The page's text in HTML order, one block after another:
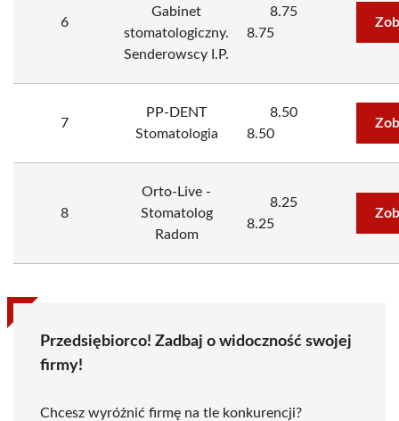
6
Gabinet
stomatologiczny.
Senderowscy I.P.
8.75
8.75
7
PP-DENT
Stomatologia
8.50
8.50
8
Orto-Live -
Stomatolog
Radom
8.25
8.25
Przedsiębiorco! Zadbaj o widoczność swojej
firmy!
Chcesz wyróżnić firmę na tle konkurencji?